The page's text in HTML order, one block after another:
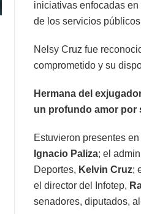
iniciativas enfocadas
de los servicios
Nelsy Cruz fue
comprometido y su
Hermana del
un profundo amor por
Estuvieron presentes
Ignacio Paliza; el
Deportes, Kelvin Cruz;
el director del Infotep,
senadores, diputados,